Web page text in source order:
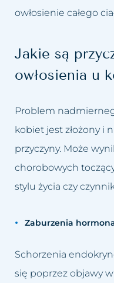
Łysienie
Łysienie
Łysienie
Łysienie
Sucha –
Suche
Łojotokowe
Łuszczyca
Usuwanie
Usuwanie
Usuwanie
Usuwanie
Usuwanie
zaskórników
Usuwanie
Wybielanie
owłosienie całego
Jakie są
owłosienia u
Problem
kobiet jest złożony i
przyczyny. Może
chorobowych
stylu życia czy
Zaburzenia
Schorzenia
się poprzez objawy